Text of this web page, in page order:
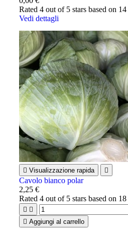
Rated4 out of 5 stars based on 14
Vedi dettagli
 Visualizzazione rapida 
Cavolo bianco polar
2,25 €
Rated4 out of 5 stars based on 18
 
 Aggiungi al carrello